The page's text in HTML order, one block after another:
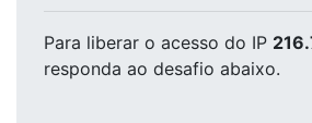
Para liberar o acesso do IP
responda ao desafio abaixo.